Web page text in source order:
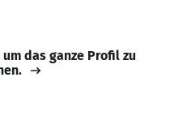
das ganze Profil zu